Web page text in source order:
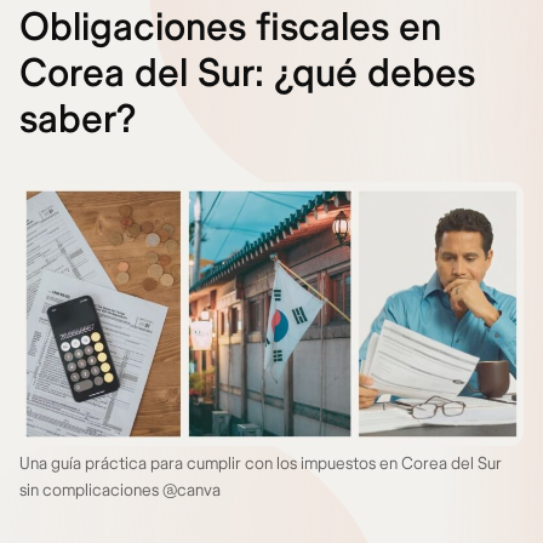
Obligaciones fiscales en
Corea del Sur: ¿qué debes
saber?
Una guía práctica para cumplir con los impuestos en Corea del Sur
sin complicaciones @canva